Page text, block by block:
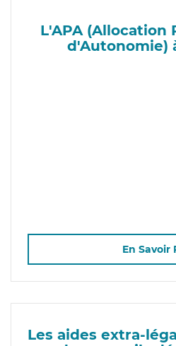
L'APA (Allocation
d'Autonomie)
En Savoir
Les aides extra-